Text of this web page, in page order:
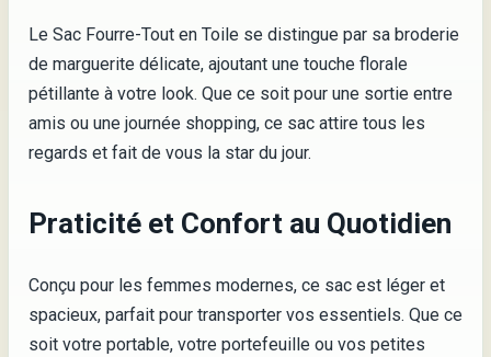
Le Sac Fourre-Tout en Toile se distingue par sa broderie
de marguerite délicate, ajoutant une touche florale
pétillante à votre look. Que ce soit pour une sortie entre
amis ou une journée shopping, ce sac attire tous les
regards et fait de vous la star du jour.
Praticité et Confort au Quotidien
Conçu pour les femmes modernes, ce sac est léger et
spacieux, parfait pour transporter vos essentiels. Que ce
soit votre portable, votre portefeuille ou vos petites